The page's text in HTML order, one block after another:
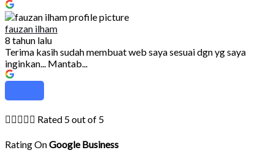
fauzan ilham
8 tahun lalu
Terima kasih sudah membuat web saya sesuai dgn yg saya
inginkan... Mantab...
 Rated 5 out of 5
Rating OnGoogle Business